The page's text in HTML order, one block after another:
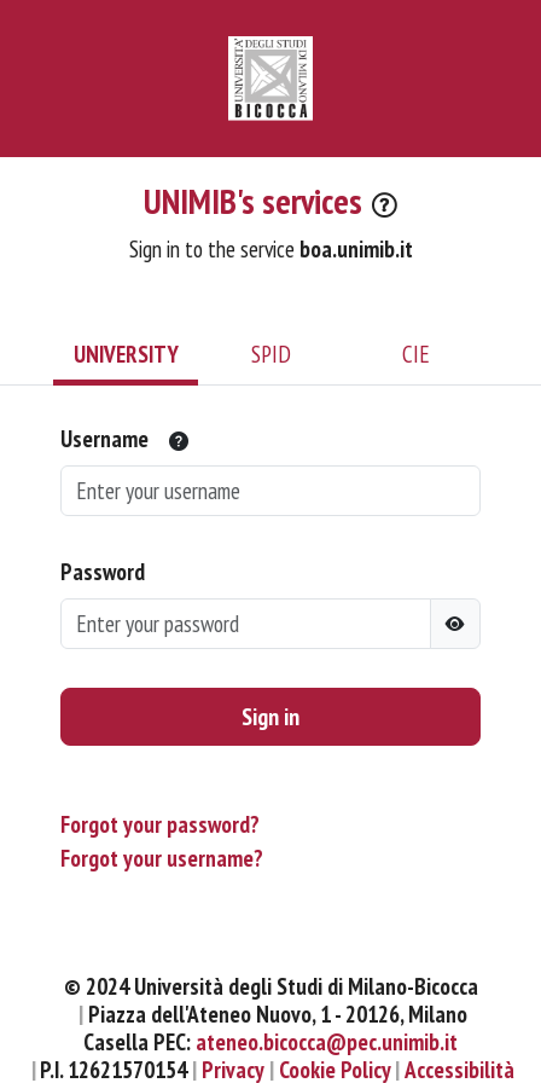
UNIMIB's services
Sign in to the service boa.unimib.it
UNIVERSITY SPID CIE
Username
Password
Sign in
Forgot your password?
Forgot your username?
© 2024 Università degli Studi di Milano-Bicocca
Piazza dell'Ateneo Nuovo, 1 - 20126, Milano
Casella PEC: ateneo.bicocca@pec.unimib.it
P.I. 12621570154 Privacy Cookie Policy Accessibilità